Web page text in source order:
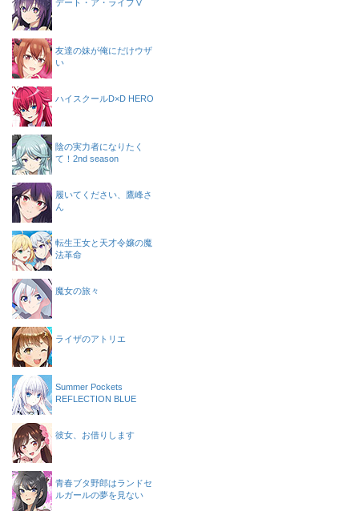
デート・ア・ライブⅤ
友達の妹が俺にだけウザ
い
ハイスクールD×D HERO
陰の実力者になりたく
て！2nd season
履いてください、鷹峰さ
ん
転生王女と天才令嬢の魔
法革命
魔女の旅々
ライザのアトリエ
Summer Pockets
REFLECTION BLUE
彼女、お借りします
青春ブタ野郎はランドセ
ルガールの夢を見ない